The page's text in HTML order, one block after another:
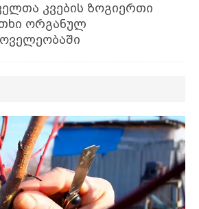
კვების ზოგიერთი
ორგანულ